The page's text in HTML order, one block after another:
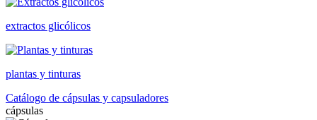
extractos glicólicos
plantas y tinturas
Catálogo de cápsulas y capsuladores
cápsulas